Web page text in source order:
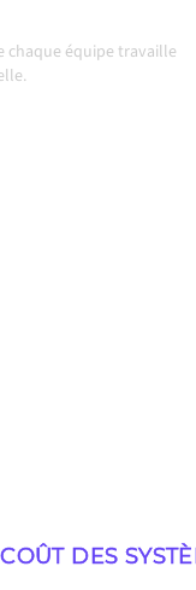
chaque équipe travaille
DES